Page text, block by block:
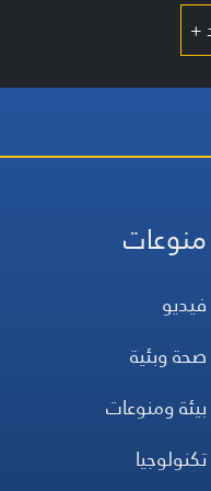
+
منوعات
فيديو
صحة وبئية
بيئة ومنوعات
تكنولوجيا